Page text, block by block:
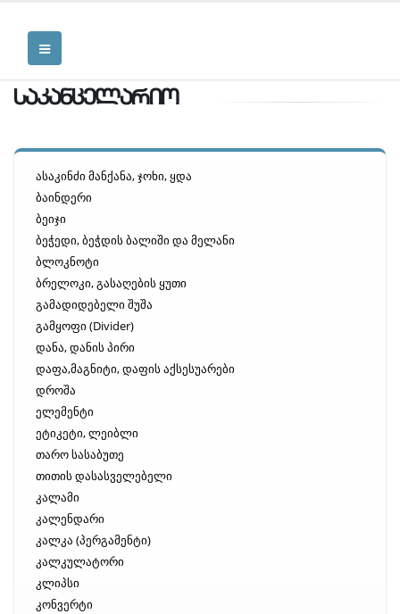
საკანცელარიო
ასაკინძი მანქანა, ჯოხი, ყდა
ბაინდერი
ბეიჯი
ბეჭედი, ბეჭდის ბალიში და მელანი
ბლოკნოტი
ბრელოკი, გასაღების ყუთი
გამადიდებელი შუშა
გამყოფი (Divider)
დანა, დანის პირი
დაფა,მაგნიტი, დაფის აქსესუარები
დროშა
ელემენტი
ეტიკეტი, ლეიბლი
თარო სასაბუთე
თითის დასასველებელი
კალამი
კალენდარი
კალკა (პერგამენტი)
კალკულატორი
კლიპსი
კონვერტი